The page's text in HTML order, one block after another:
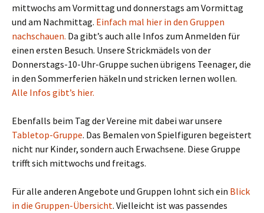
mittwochs am Vormittag und donnerstags am Vormittag
und am Nachmittag. Einfach mal hier in den Gruppen
nachschauen. Da gibt’s auch alle Infos zum Anmelden für
einen ersten Besuch. Unsere Strickmädels von der
Donnerstags-10-Uhr-Gruppe suchen übrigens Teenager, die
in den Sommerferien häkeln und stricken lernen wollen.
Alle Infos gibt’s hier.
Ebenfalls beim Tag der Vereine mit dabei war unsere
Tabletop-Gruppe. Das Bemalen von Spielfiguren begeistert
nicht nur Kinder, sondern auch Erwachsene. Diese Gruppe
trifft sich mittwochs und freitags.
Für alle anderen Angebote und Gruppen lohnt sich ein Blick
in die Gruppen-Übersicht. Vielleicht ist was passendes